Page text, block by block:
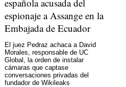
española acusada del
espionaje a Assange en la
Embajada de Ecuador
El juez Pedraz achaca a David
Morales, responsable de UC
Global, la orden de instalar
cámaras que captase
conversaciones privadas del
fundador de Wikileaks